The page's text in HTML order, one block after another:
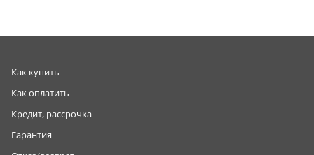
Как купить
Как оплатить
Кредит, рассрочка
Гарантия